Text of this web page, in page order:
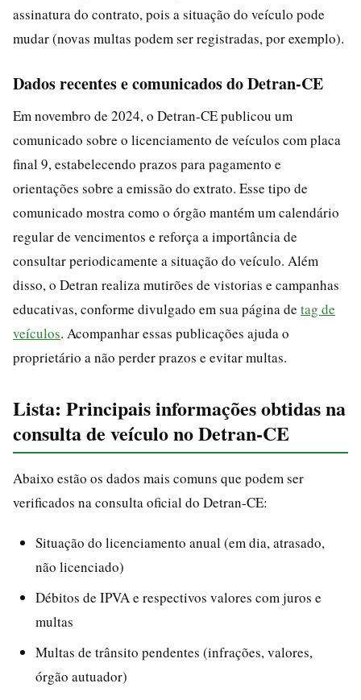
assinatura do contrato, pois a situação do veículo pode
mudar (novas multas podem ser registradas, por exemplo).
Dados recentes e comunicados do Detran-CE
Em novembro de 2024, o Detran-CE publicou um
comunicado sobre o licenciamento de veículos com placa
final 9, estabelecendo prazos para pagamento e
orientações sobre a emissão do extrato. Esse tipo de
comunicado mostra como o órgão mantém um calendário
regular de vencimentos e reforça a importância de
consultar periodicamente a situação do veículo. Além
disso, o Detran realiza mutirões de vistorias e campanhas
educativas, conforme divulgado em sua página de tag de
veículos. Acompanhar essas publicações ajuda o
proprietário a não perder prazos e evitar multas.
Lista: Principais informações obtidas na
consulta de veículo no Detran-CE
Abaixo estão os dados mais comuns que podem ser
verificados na consulta oficial do Detran-CE:
Situação do licenciamento anual (em dia, atrasado,
não licenciado)
Débitos de IPVA e respectivos valores com juros e
multas
Multas de trânsito pendentes (infrações, valores,
órgão autuador)